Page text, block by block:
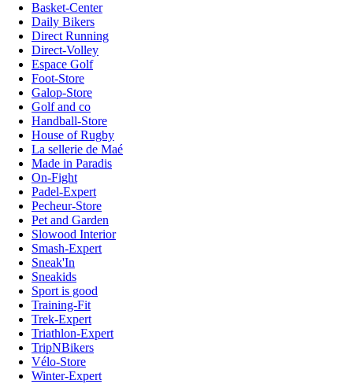
Basket-Center
Daily Bikers
Direct Running
Direct-Volley
Espace Golf
Foot-Store
Galop-Store
Golf and co
Handball-Store
House of Rugby
La sellerie de Maé
Made in Paradis
On-Fight
Padel-Expert
Pecheur-Store
Pet and Garden
Slowood Interior
Smash-Expert
Sneak'In
Sneakids
Sport is good
Training-Fit
Trek-Expert
Triathlon-Expert
TripNBikers
Vélo-Store
Winter-Expert